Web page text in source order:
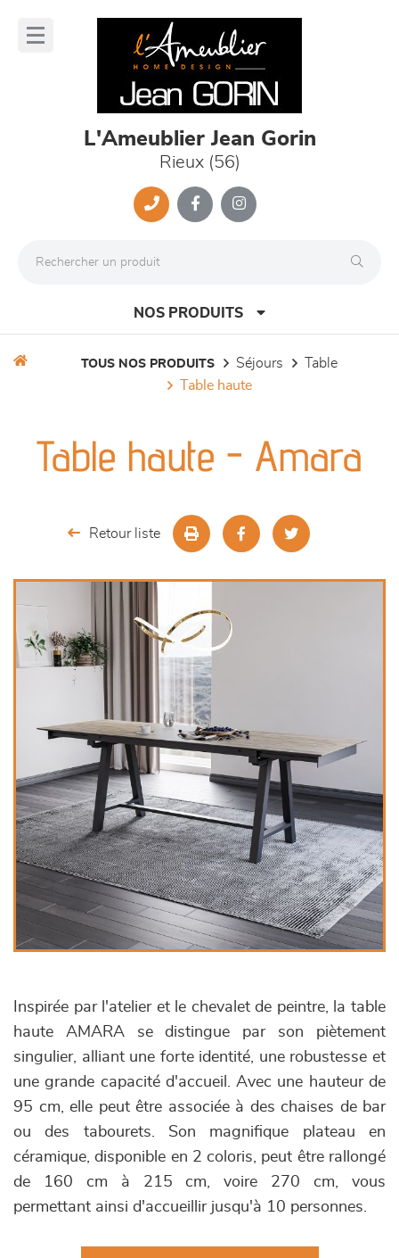
L'Ameublier Jean Gorin
Rieux (56)
NOS PRODUITS
séjours
chambres et dressing
literie
décoration
TOUS NOS PRODUITS séjours
table
table haute
Table haute - Amara
Retour liste
Inspirée par l'atelier et le chevalet de peintre, la table
haute AMARA se distingue par son piètement
singulier, alliant une forte identité, une robustesse et
une grande capacité d'accueil. Avec une hauteur de
95 cm, elle peut être associée à des chaises de bar
ou des tabourets. Son magnifique plateau en
céramique, disponible en 2 coloris, peut être rallongé
de 160 cm à 215 cm, voire 270 cm, vous
permettant ainsi d'accueillir jusqu'à 10 personnes.